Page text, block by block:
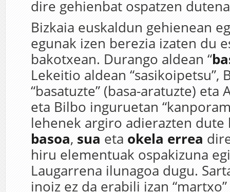
dire gehienbat ospatzen
Bizkaia euskaldun gehienean
egunak izen berezia izaten du
bakotxean. Durango aldean “
Lekeitio aldean “sasikoipetsu”,
“basatuzte” (basa-aratuzte) eta
eta Bilbo inguruetan
lehenek argiro adierazten dute
basoa, sua eta okela errea
hiru elementuak ospakizuna
Laugarrena ilunagoa dugu.
inoiz ez da erabili izan